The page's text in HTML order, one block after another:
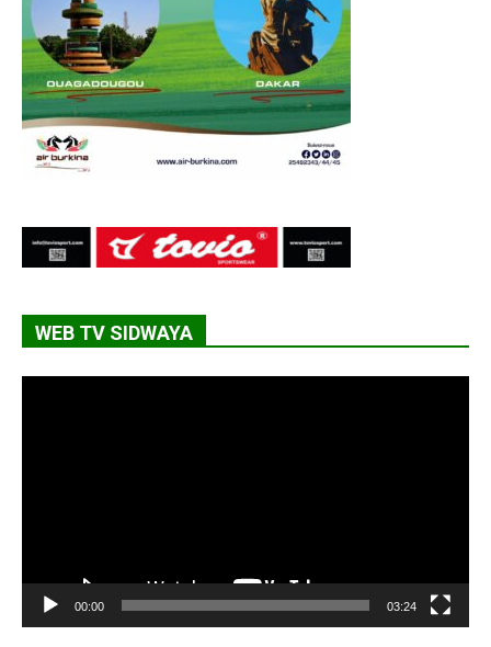
WEB TV SIDWAYA
00:00 03:24